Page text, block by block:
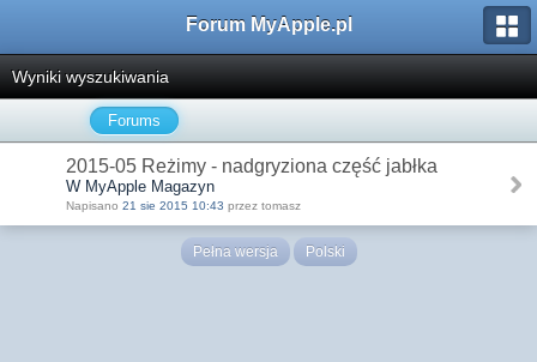
Forum MyApple.pl
Wyniki wyszukiwania
Forums
2015-05 Reżimy - nadgryziona część jabłka
W MyApple Magazyn
Napisano 21 sie 2015 10:43 przez tomasz
Pełna wersja Polski